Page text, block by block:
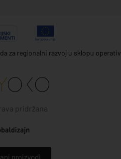
proizvodi
regionalni razvoj u sklopu
pridržana